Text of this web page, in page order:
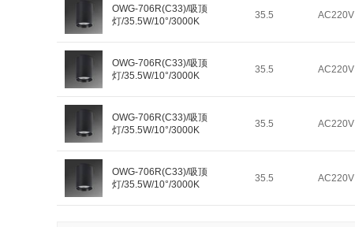
OWG-706R(C33)/吸顶
灯/35.5W/10°/3000K
35.5 AC220V
OWG-706R(C33)/吸顶
灯/35.5W/10°/3000K
35.5 AC220V
OWG-706R(C33)/吸顶
灯/35.5W/10°/3000K
35.5 AC220V
OWG-706R(C33)/吸顶
灯/35.5W/10°/3000K
35.5 AC220V